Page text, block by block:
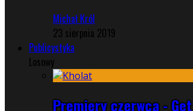
Michał Król
23 sierpnia 2019
Publicystyka
Losowy
Premiery czerwca -